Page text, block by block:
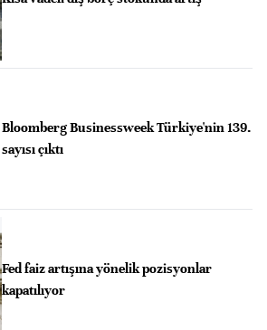
Bloomberg Businessweek Türkiye'nin 139.
sayısı çıktı
Fed faiz artışına yönelik pozisyonlar
kapatılıyor